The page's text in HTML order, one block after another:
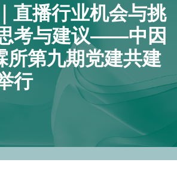
直播行业机会与挑
考与建议——中因
所第九期党建共建
行